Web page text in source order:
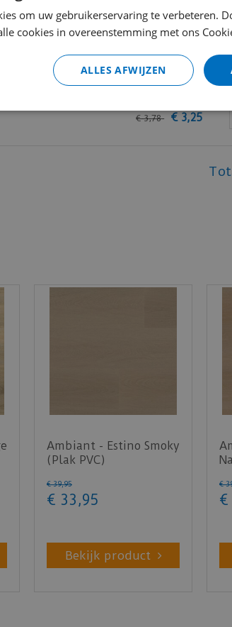
€ 18,50 € 13,
€ 3,78 € 3,25
Ambiant - Estino Smoky
(Plak PVC)
€ 39,95
€ 33 ,95
Bekijk product
€
€
om uw gebruikerservaring te verbeteren.
cookies in overeenstemming met ons
ALLES AFWIJZEN